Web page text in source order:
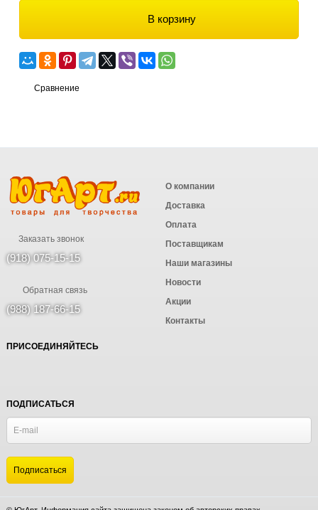
В корзину
Сравнение
Заказать звонок
(918) 075-15-15
Обратная связь
(988) 187-66-15
О компании
Доставка
Оплата
Поставщикам
Наши магазины
Новости
Акции
Контакты
ПРИСОЕДИНЯЙТЕСЬ
ПОДПИСАТЬСЯ